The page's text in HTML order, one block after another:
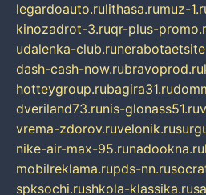
legardoauto.rulithasa.rumuz-
kinozadrot-3.ruqr-plus-
udalenka-club.ru
dash-cash-now.rubravoprod.ru
hotteygroup.rubagira31.ru
dveriland73.runis-glonass51.ru
vrema-zdorov.ruvelonik.ru
nike-air-max-95.runadookna.ru
mobilreklama.rupds-nn.ru
spksochi.rushkola-klassika.ru